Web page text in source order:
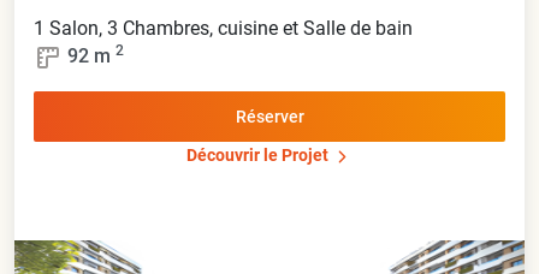
1 Salon, 3 Chambres, cuisine et Salle de bain
92 m 2
Réserver
Découvrir le Projet